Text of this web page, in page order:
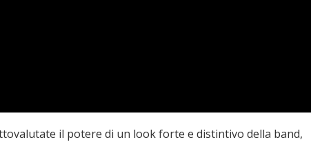
il potere di un look forte e distintivo della band,